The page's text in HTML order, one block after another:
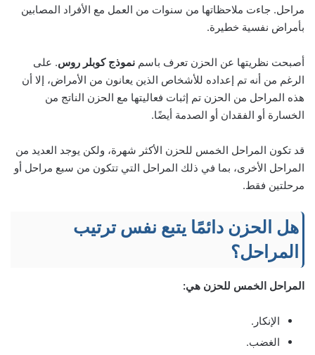
مراحل. جاءت ملاحظاتها من سنوات من العمل مع الأفراد المصابين
بأمراض نفسية خطيرة.
أصبحت نظريتها عن الحزن تعرف باسم نموذج كوبلر روس. على
الرغم من أنه تم إعداده للأشخاص الذين يعانون من الأمراض، إلا أن
هذه المراحل من الحزن تم إثبات فعاليتها مع الحزن الناتج من
الخسارة أو الفقدان أو الصدمة أيضًا.
قد تكون المراحل الخمس للحزن الأكثر شهرة، ولكن يوجد العديد من
المراحل الأخرى، بما في ذلك المراحل التي تتكون من سبع مراحل أو
مرحلتين فقط.
هل الحزن دائمًا يتبع نفس ترتيب
المراحل؟
المراحل الخمس للحزن هي:
الإنكار.
الغضب.